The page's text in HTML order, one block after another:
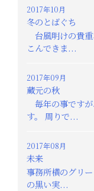
2017年10月
冬のとばぐち
台風明けの貴
こんできま...
2017年09月
蔵元の秋
毎年の事です
す。 周りで...
2017年08月
未来
事務所横のグリ
の黒い実...